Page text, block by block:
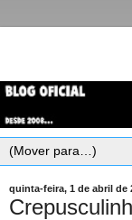
quinta-feira, 1 de abril de